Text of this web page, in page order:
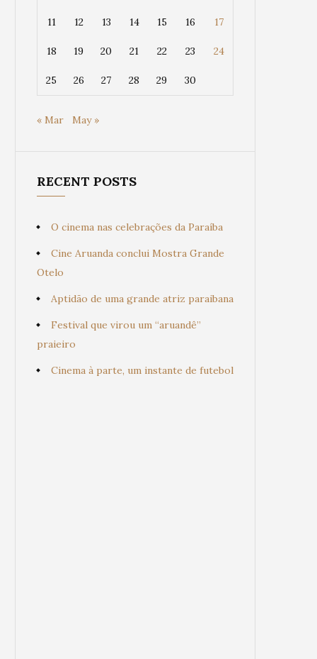
11 12 13 14 15 16 17
18 19 20 21 22 23 24
25 26 27 28 29 30
« Mar May »
RECENT POSTS
O cinema nas celebrações da Paraíba
Cine Aruanda conclui Mostra Grande
Otelo
Aptidão de uma grande atriz paraibana
Festival que virou um “aruandê”
praieiro
Cinema à parte, um instante de futebol